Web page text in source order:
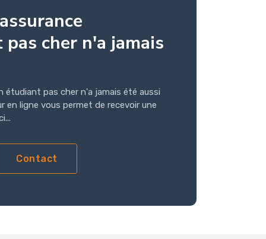
cher n'a jamais
étudiant pas cher n'a jamais été aussi
en ligne vous permet de recevoir une
Contact